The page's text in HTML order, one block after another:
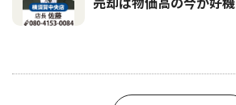
売却は物価高の今が好機